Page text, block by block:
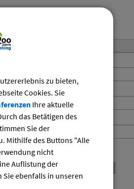
zu bieten,
Cookies. Sie
Ihre aktuelle
das Betätigen des
Sie der
Mithilfe des Buttons "Alle
nicht
Auflistung der
ebenfalls in unseren